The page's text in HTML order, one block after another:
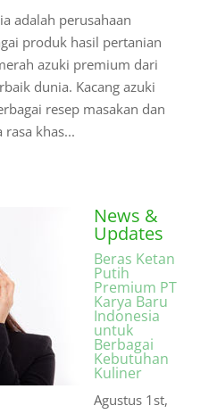
adalah perusahaan
produk hasil pertanian
azuki premium dari
dunia. Kacang azuki
resep masakan dan
khas...
News &
Updates
Beras Ketan
Putih
Premium PT
Karya Baru
Indonesia
untuk
Berbagai
Kebutuhan
Kuliner
Agustus 1st,